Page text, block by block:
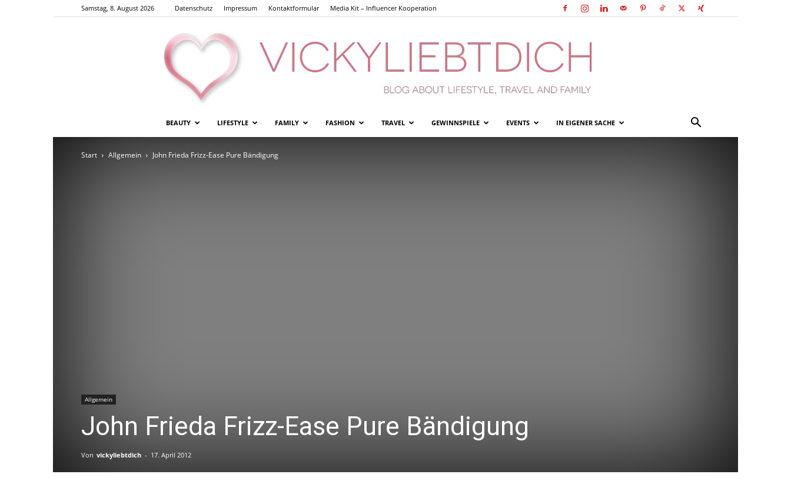
Samstag, 8. August 2026 Datenschutz Impressum Kontaktformular Media Kit – Influencer Kooperation
BEAUTY LIFESTYLE FAMILY FASHION TRAVEL GEWINNSPIELE EVENTS IN EIGENER SACHE
Start Allgemein John Frieda Frizz-Ease Pure Bändigung
Allgemein
John Frieda Frizz-Ease Pure Bändigung
Von vickyliebtdich - 17. April 2012